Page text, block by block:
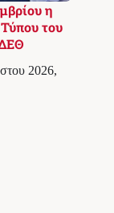
η
του
2026,